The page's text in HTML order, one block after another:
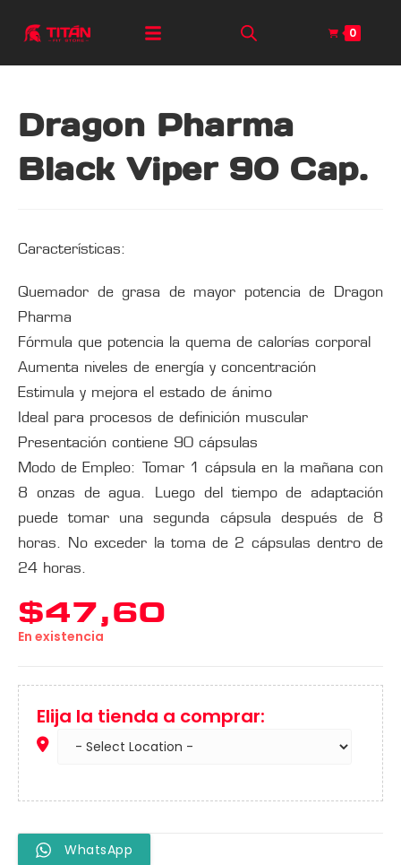
0
Dragon Pharma
Black Viper 90 Cap.
Características:
Quemador de grasa de mayor potencia de Dragon
Pharma
Fórmula que potencia la quema de calorías corporal
Aumenta niveles de energía y concentración
Estimula y mejora el estado de ánimo
Ideal para procesos de definición muscular
Presentación contiene 90 cápsulas
Modo de Empleo: Tomar 1 cápsula en la mañana con
8 onzas de agua. Luego del tiempo de adaptación
puede tomar una segunda cápsula después de 8
horas. No exceder la toma de 2 cápsulas dentro de
24 horas.
$47,60
En existencia
Elija la tienda a comprar:
WhatsApp